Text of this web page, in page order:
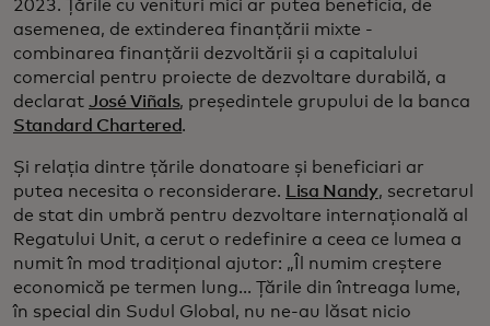
2023. Țările cu venituri mici ar putea beneficia, de
asemenea, de extinderea finanțării mixte -
combinarea finanțării dezvoltării și a capitalului
comercial pentru proiecte de dezvoltare durabilă, a
declarat José Viñals, președintele grupului de la banca
Standard Chartered.
Și relația dintre țările donatoare și beneficiari ar
putea necesita o reconsiderare.
Lisa Nandy, secretarul
de stat din umbră pentru dezvoltare internațională al
Regatului Unit, a cerut o redefinire a ceea ce lumea a
numit în mod tradițional ajutor: „Îl numim creștere
economică pe termen lung... Țările din întreaga lume,
în special din Sudul Global, nu ne-au lăsat nicio